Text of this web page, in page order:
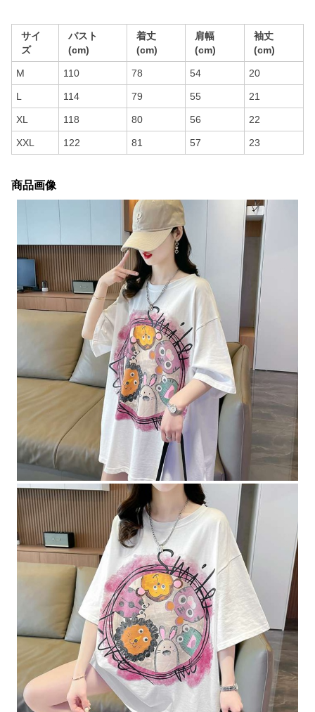
サイ
ズ
バスト
(cm)
着丈
(cm)
肩幅
(cm)
袖丈
(cm)
M 110 78 54 20
L 114 79 55 21
XL 118 80 56 22
XXL 122 81 57 23
商品画像